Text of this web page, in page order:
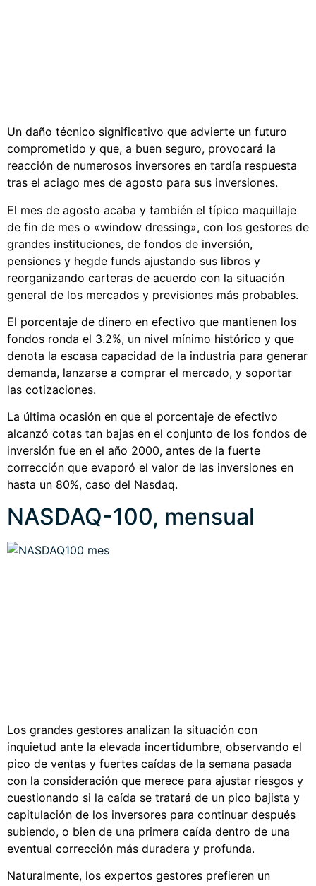
Un daño técnico significativo que advierte un futuro
comprometido y que, a buen seguro, provocará la
reacción de numerosos inversores en tardía respuesta
tras el aciago mes de agosto para sus inversiones.
El mes de agosto acaba y también el típico maquillaje
de fin de mes o «window dressing», con los gestores de
grandes instituciones, de fondos de inversión,
pensiones y hegde funds ajustando sus libros y
reorganizando carteras de acuerdo con la situación
general de los mercados y previsiones más probables.
El porcentaje de dinero en efectivo que mantienen los
fondos ronda el 3.2%, un nivel mínimo histórico y que
denota la escasa capacidad de la industria para generar
demanda, lanzarse a comprar el mercado, y soportar
las cotizaciones.
La última ocasión en que el porcentaje de efectivo
alcanzó cotas tan bajas en el conjunto de los fondos de
inversión fue en el año 2000, antes de la fuerte
corrección que evaporó el valor de las inversiones en
hasta un 80%, caso del Nasdaq.
NASDAQ-100, mensual
Los grandes gestores analizan la situación con
inquietud ante la elevada incertidumbre, observando el
pico de ventas y fuertes caídas de la semana pasada
con la consideración que merece para ajustar riesgos y
cuestionando si la caída se tratará de un pico bajista y
capitulación de los inversores para continuar después
subiendo, o bien de una primera caída dentro de una
eventual corrección más duradera y profunda.
Naturalmente, los expertos gestores prefieren un